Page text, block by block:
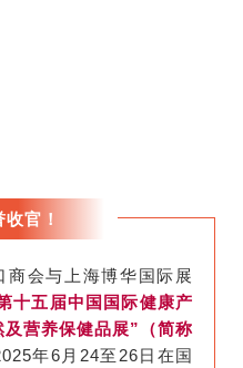
官！
商会与上海博华国际展
十五届中国国际健康产
营养保健品展”（简称
年6月24至26日在国